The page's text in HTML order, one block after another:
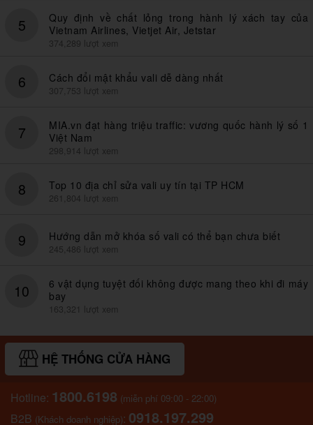
5
Quy định về chất lỏng trong hành lý xách tay của
Vietnam Airlines, Vietjet Air, Jetstar
374,289 lượt xem
6 Cách đổi mật khẩu vali dễ dàng nhất
307,753 lượt xem
7
MIA.vn đạt hàng triệu traffic: vương quốc hành lý số 1
Việt Nam
298,914 lượt xem
8 Top 10 địa chỉ sửa vali uy tín tại TP HCM
261,804 lượt xem
9 Hướng dẫn mở khóa số vali có thể bạn chưa biết
245,486 lượt xem
10
6 vật dụng tuyệt đối không được mang theo khi đi máy
bay
163,321 lượt xem
HỆ THỐNG CỬA HÀNG
Hotline: 1800.6198 (miễn phí 09:00 - 22:00)
B2B (Khách doanh nghiệp): 0918.197.299